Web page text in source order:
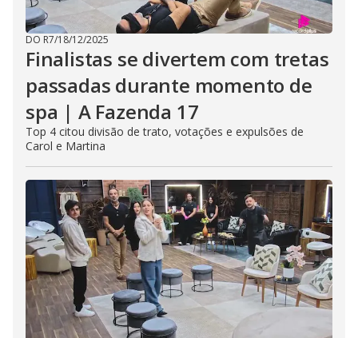
DO R7/18/12/2025
Finalistas se divertem com tretas
passadas durante momento de
spa | A Fazenda 17
Top 4 citou divisão de trato, votações e expulsões de
Carol e Martina